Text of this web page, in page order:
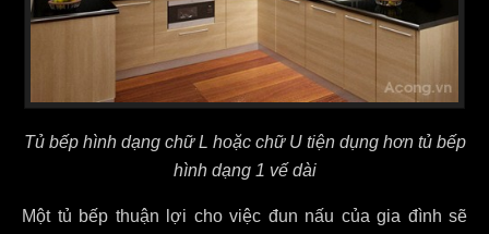
Tủ bếp hình dạng chữ L hoặc chữ U tiện dụng hơn tủ bếp
hình dạng 1 vế dài
Một tủ bếp thuận lợi cho việc đun nấu của gia đình sẽ